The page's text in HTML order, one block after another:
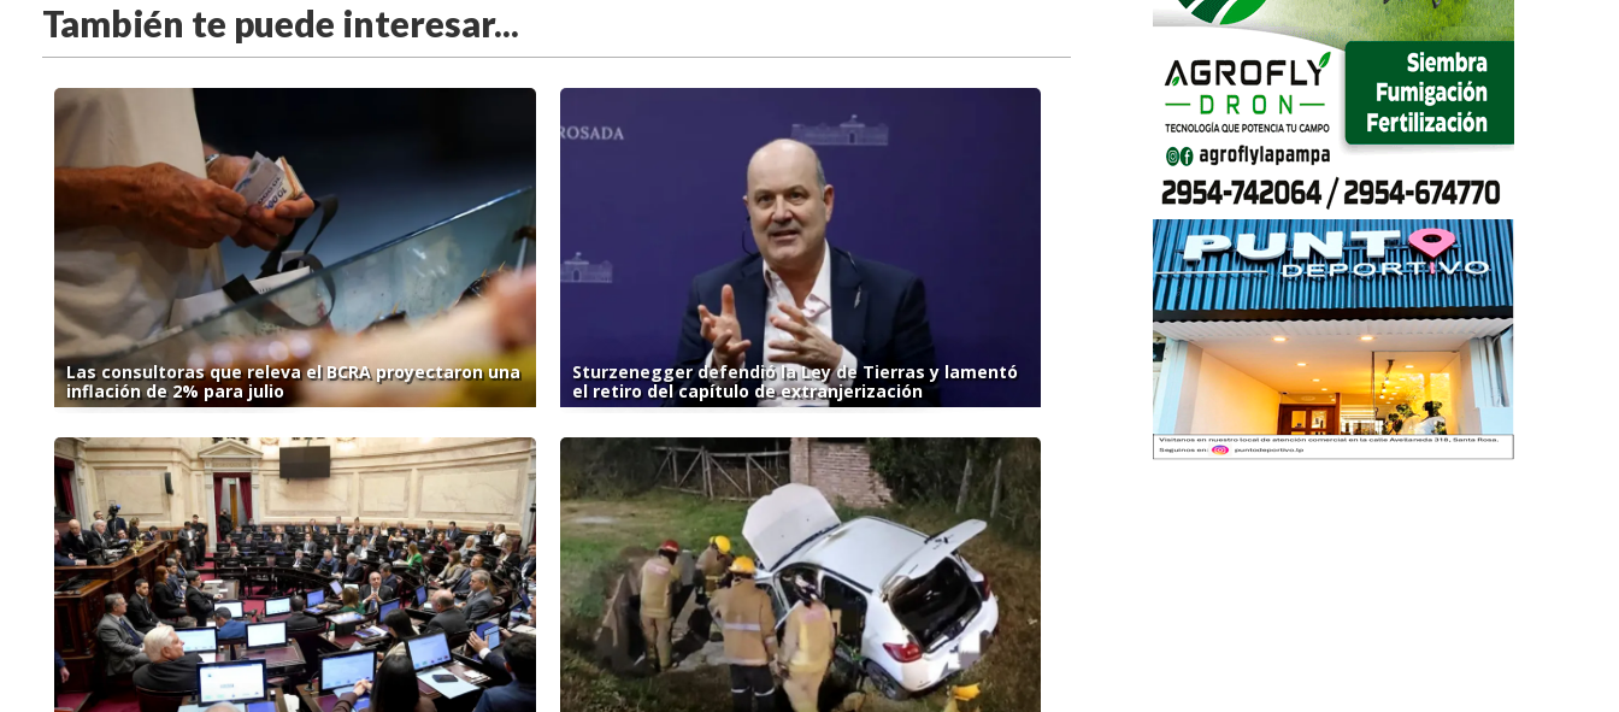
También te puede interesar...
Las consultoras que releva el BCRA proyectaron una
inflación de 2% para julio
Sturzenegger defendió la Ley de Tierras y lamentó
el retiro del capítulo de extranjerización